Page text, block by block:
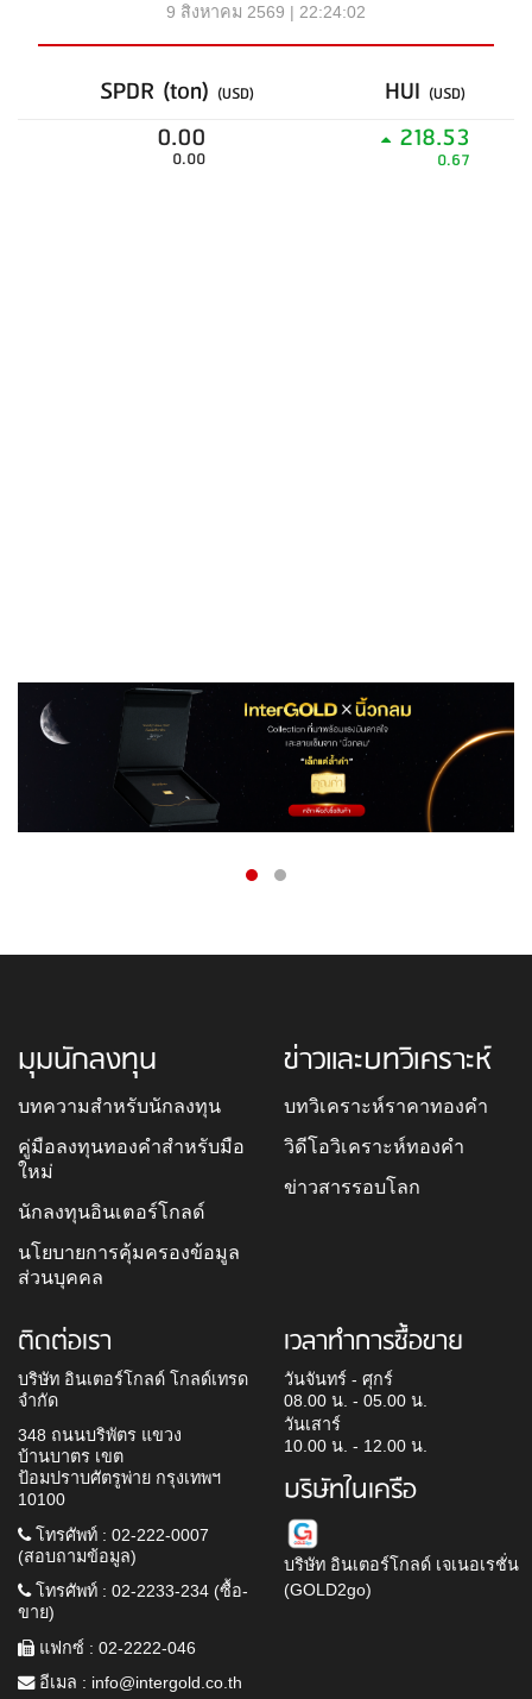
9 สิงหาคม 2569 | 22:24:02
SPDR (ton) (USD) HUI (USD)
0.00
0.00
218.53
0.67
มุมนักลงทุน
บทความสำหรับนักลงทุน
คู่มือลงทุนทองคำสำหรับมือ
ใหม่
นักลงทุนอินเตอร์โกลด์
นโยบายการคุ้มครองข้อมูล
ส่วนบุคคล
ข่าวและบทวิเคราะห์
บทวิเคราะห์ราคาทองคำ
วิดีโอวิเคราะห์ทองคำ
ข่าวสารรอบโลก
ติดต่อเรา
บริษัท อินเตอร์โกลด์ โกลด์เทรด
จำกัด
348 ถนนบริพัตร แขวง
บ้านบาตร เขต
ป้อมปราบศัตรูพ่าย กรุงเทพฯ
10100
โทรศัพท์ : 02-222-0007
(สอบถามข้อมูล)
โทรศัพท์ : 02-2233-234 (ซื้อ-
ขาย)
แฟกซ์ : 02-2222-046
อีเมล : info@intergold.co.th
เวลาทำการซื้อขาย
วันจันทร์ - ศุกร์
08.00 น. - 05.00 น.
วันเสาร์
10.00 น. - 12.00 น.
บริษัทในเครือ
บริษัท อินเตอร์โกลด์ เจเนอเรชั่น
(GOLD2go)